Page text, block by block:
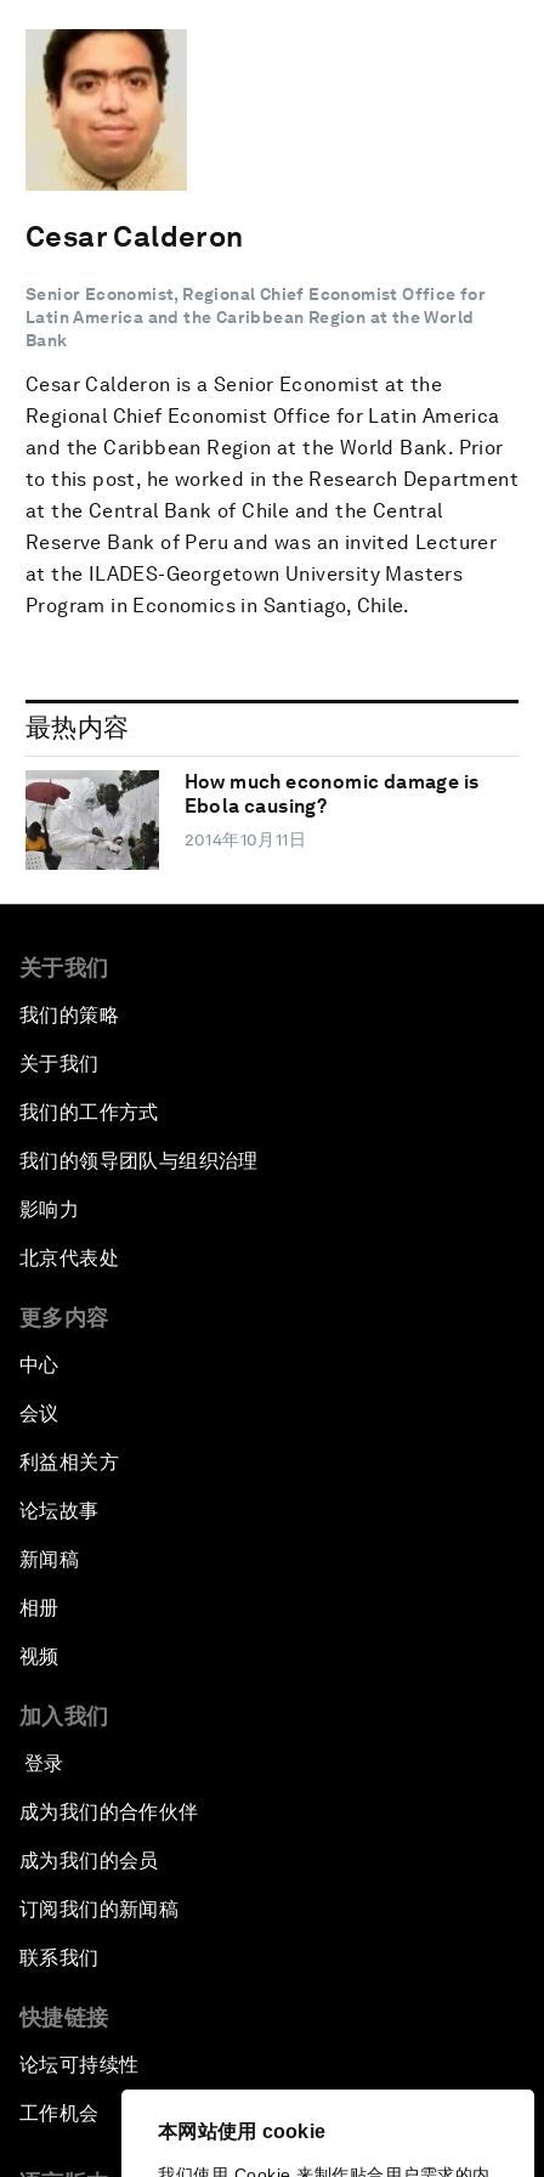
本网站使用 cookie
Cesar Calderon
Senior Economist, Regional Chief Economist Office for
Latin America and the Caribbean Region at the World
Bank
Cesar Calderon is a Senior Economist at the
Regional Chief Economist Office for Latin America
and the Caribbean Region at the World Bank. Prior
to this post, he worked in the Research Department
at the Central Bank of Chile and the Central
Reserve Bank of Peru and was an invited Lecturer
at the ILADES-Georgetown University Masters
Program in Economics in Santiago, Chile.
最热内容
How much economic damage is
Ebola causing?
2014年10月11日
关于我们
我们的策略
关于我们
我们的工作方式
我们的领导团队与组织治理
影响力
北京代表处
更多内容
中心
会议
利益相关方
论坛故事
新闻稿
相册
视频
加入我们
登录
成为我们的合作伙伴
成为我们的会员
订阅我们的新闻稿
联系我们
快捷链接
论坛可持续性
工作机会